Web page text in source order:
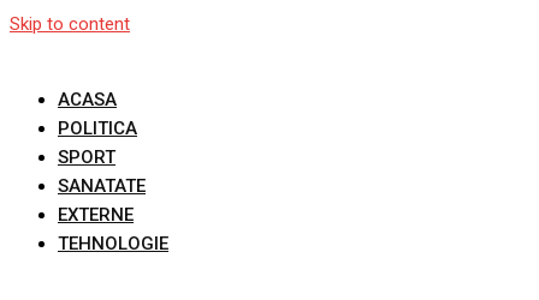
Skip to content
ACASA
POLITICA
SPORT
SANATATE
EXTERNE
TEHNOLOGIE